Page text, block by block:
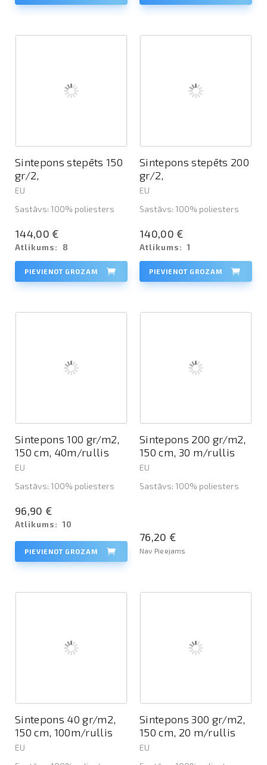
Sintepons stepēts 150
gr/2,
EU
Sastāvs: 100% poliesters
144,00 €
Atlikums: 8
PIEVIENOT GROZAM
Sintepons stepēts 200
gr/2,
EU
Sastāvs: 100% poliesters
140,00 €
Atlikums: 1
PIEVIENOT GROZAM
Sintepons 100 gr/m2,
150 cm, 40m/rullis
EU
Sastāvs: 100% poliesters
96,90 €
Atlikums: 10
PIEVIENOT GROZAM
Sintepons 200 gr/m2,
150 cm, 30 m/rullis
EU
Sastāvs: 100% poliesters
76,20 €
Nav Pieejams
Sintepons 40 gr/m2,
150 cm, 100m/rullis
EU
Sintepons 300 gr/m2,
150 cm, 20 m/rullis
EU